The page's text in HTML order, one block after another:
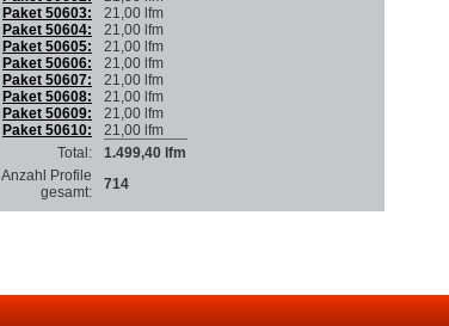
Paket 50603:
Paket 50604:
Paket 50605:
Paket 50606:
Paket 50607:
Paket 50608:
Paket 50609:
Paket 50610:
21,00 lfm
21,00 lfm
21,00 lfm
21,00 lfm
21,00 lfm
21,00 lfm
21,00 lfm
21,00 lfm
Total:
1.499,40 lfm
Anzahl Profile
gesamt:
714